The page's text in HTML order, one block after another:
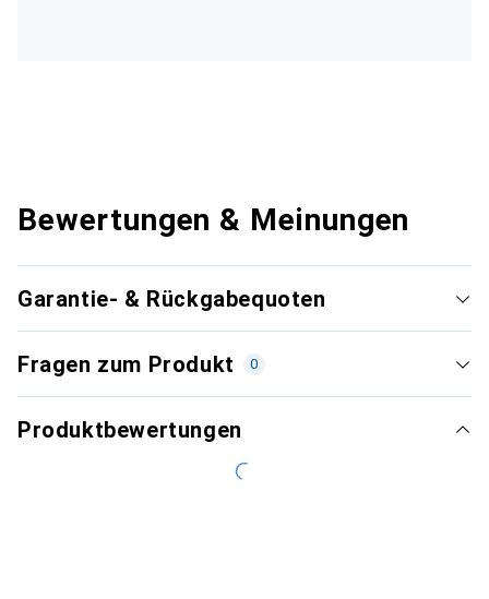
Bewertungen & Meinungen
Garantie- & Rückgabequoten
Fragen zum Produkt 0
Produktbewertungen